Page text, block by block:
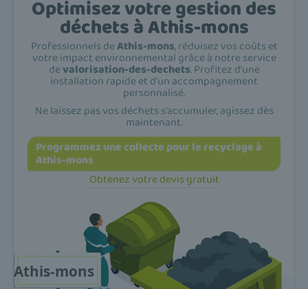
Optimisez votre gestion des
déchets à Athis-mons
Professionnels deAthis-mons, réduisez vos coûts et
votre impact environnemental grâce à notre service
devalorisation-des-dechets. Profitez d'une
installation rapide et d'un accompagnement
personnalisé.
Ne laissez pas vos déchets s'accumuler, agissez dès
maintenant.
Programmez une collecte pour le recyclage à
Athis-mons
Obtenez votre devis gratuit